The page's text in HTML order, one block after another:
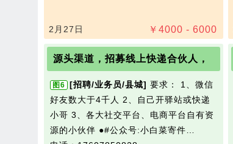
￥ 4000 - 6000
2月27日
源头渠道，招募线上快递合伙人，
图6 [招聘/业务员/县城] 要求： 1、微信
好友数大于4千人 2、自己开驿站或快递
小哥 3、各大社交平台、电商平台自有资
源的小伙伴 ●#公众号:小白菜寄件…